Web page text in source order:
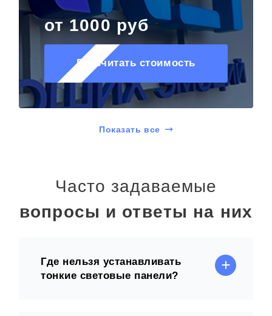
от 1000 руб
Рассчитать стоимость
Показать все
Часто задаваемые
вопросы и ответы на них
Где нельзя устанавливать
тонкие световые панели?